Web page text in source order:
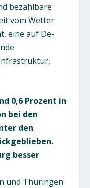
bezahlbare
vom Wetter
eine auf De-
0,6 Prozent in
bei den
den
besser
und Thüringen